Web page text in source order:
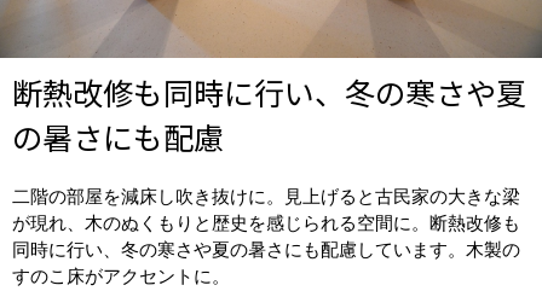
断熱改修も同時に行い、冬の寒さや夏
の暑さにも配慮
二階の部屋を減床し吹き抜けに。見上げると古民家の大きな梁
が現れ、木のぬくもりと歴史を感じられる空間に。断熱改修も
同時に行い、冬の寒さや夏の暑さにも配慮しています。木製の
すのこ床がアクセントに。